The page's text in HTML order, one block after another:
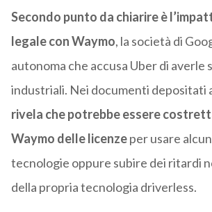
Secondo punto da chiarire è
legale con Waymo, la società di
autonoma che accusa Uber di
industriali. Nei documenti depositati
rivela che potrebbe essere
Waymo delle licenzeper usare
tecnologie oppure subire dei ritardi
della propria tecnologia driverless.